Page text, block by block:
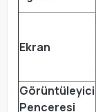
Ekran
Görüntüleyici
Penceresi